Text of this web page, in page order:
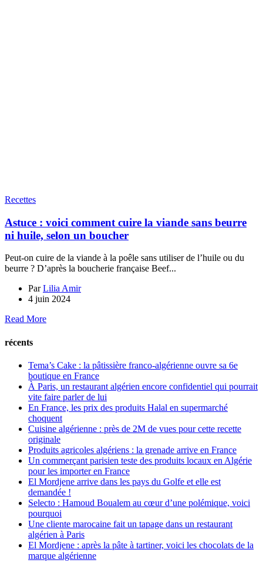
Recettes
Astuce : voici comment cuire la viande sans beurre
ni huile, selon un boucher
Peut-on cuire de la viande à la poêle sans utiliser de l’huile ou du
beurre ? D’après la boucherie française Beef...
ParLilia Amir
4 juin 2024
Read More
récents
Tema’s Cake : la pâtissière franco-algérienne ouvre sa 6e
boutique en France
À Paris, un restaurant algérien encore confidentiel qui pourrait
vite faire parler de lui
En France, les prix des produits Halal en supermarché
choquent
Cuisine algérienne : près de 2M de vues pour cette recette
originale
Produits agricoles algériens : la grenade arrive en France
Un commerçant parisien teste des produits locaux en Algérie
pour les importer en France
El Mordjene arrive dans les pays du Golfe et elle est
demandée !
Selecto : Hamoud Boualem au cœur d’une polémique, voici
pourquoi
Une cliente marocaine fait un tapage dans un restaurant
algérien à Paris
El Mordjene : après la pâte à tartiner, voici les chocolats de la
marque algérienne